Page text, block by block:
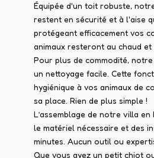
Équipée d'un toit robuste,
restent en sécurité et à l'aise
protégeant efficacement vos
animaux resteront au chaud
Pour plus de commodité,
un nettoyage facile. Cette
hygiénique à vos animaux de
sa place. Rien de plus simple !
L’assemblage de notre villa
le matériel nécessaire et des
minutes. Aucun outil ou
Que vous ayez un petit chiot